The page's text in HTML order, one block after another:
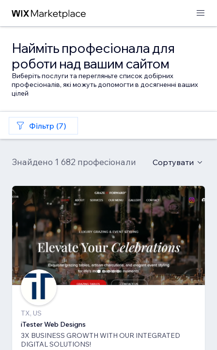
Найміть професіонала для
роботи над вашим сайтом
Виберіть послуги та перегляньте список добірних
професіоналів, які можуть допомогти в досягненні ваших
цілей
Фільтр (7)
Знайдено 1 682 професіонали Сортувати
TX, US
iTester Web Designs
3X BUSINESS GROWTH ​WITH OUR INTEGRATED
DIGITAL SOLUTIONS!